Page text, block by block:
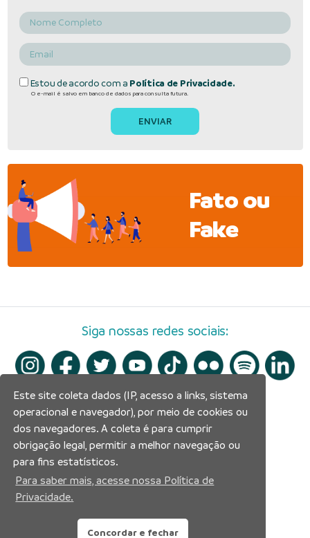
Estou de acordo com a Política de Privacidade.
O e-mail é salvo em banco de dados para consulta futura.
Fato ou
Fake
Siga nossas redes sociais:
Este site coleta dados (IP, acesso a links, sistema
operacional e navegador), por meio de cookies ou
dos navegadores. A coleta é para cumprir
obrigação legal, permitir a melhor navegação ou
para fins estatísticos.
Para saber mais, acesse nossa Política de
Privacidade.
Concordar e fechar